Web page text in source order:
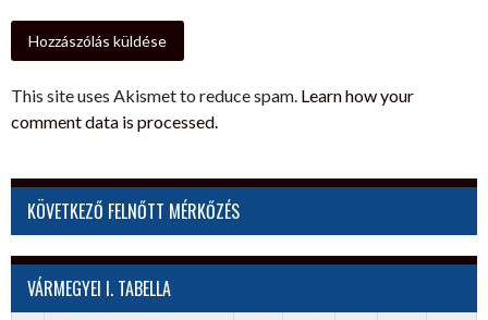
This site uses Akismet to reduce spam. Learn how your
comment data is processed.
KÖVETKEZŐ FELNŐTT MÉRKŐZÉS
VÁRMEGYEI I. TABELLA